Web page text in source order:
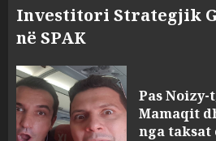
Investitori Strategjik
në SPAK
Pas
Mamaqit
nga taksat